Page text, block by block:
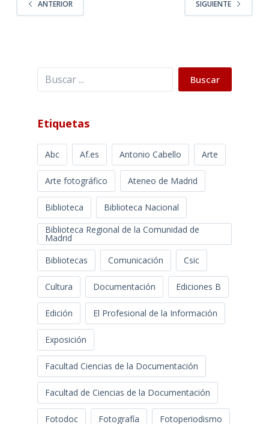
ANTERIOR SIGUIENTE
Buscar Buscar
Etiquetas
Abc Af.es Antonio Cabello Arte
Arte fotográfico Ateneo de Madrid
Biblioteca
Biblioteca Nacional
Biblioteca Regional de la Comunidad de
Madrid
Bibliotecas
Comunicación Csic
Cultura Documentación Ediciones B
Edición El Profesional de la Información
Exposición
Facultad Ciencias de la Documentación
Facultad de Ciencias de la Documentación
Fotodoc Fotografía Fotoperiodismo